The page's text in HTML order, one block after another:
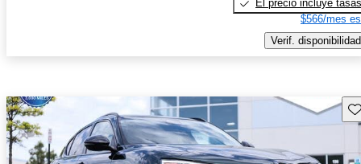
El precio incluye tasas
$566/mes
Verif. disponibilidad